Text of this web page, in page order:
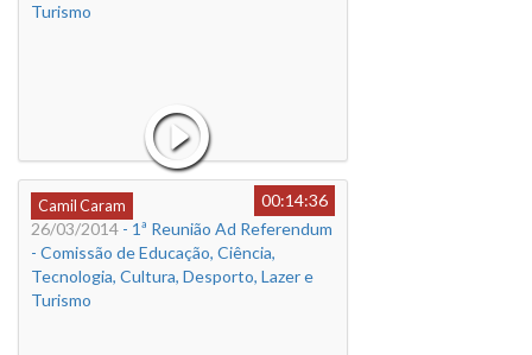
Turismo
Camil Caram
00:14:36
26/03/2014 - 1ª Reunião Ad Referendum
- Comissão de Educação, Ciência,
Tecnologia, Cultura, Desporto, Lazer e
Turismo